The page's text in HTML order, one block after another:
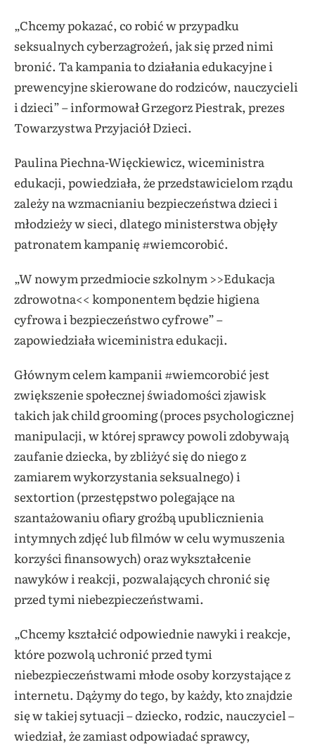
„Chcemy pokazać, co robić w przypadku
seksualnych cyberzagrożeń, jak się przed nimi
bronić. Ta kampania to działania edukacyjne i
prewencyjne skierowane do rodziców, nauczycieli
i dzieci” – informował Grzegorz Piestrak, prezes
Towarzystwa Przyjaciół Dzieci.
Paulina Piechna-Więckiewicz, wiceministra
edukacji, powiedziała, że przedstawicielom rządu
zależy na wzmacnianiu bezpieczeństwa dzieci i
młodzieży w sieci, dlatego ministerstwa objęły
patronatem kampanię #wiemcorobić.
„W nowym przedmiocie szkolnym >>Edukacja
zdrowotna<< komponentem będzie higiena
cyfrowa i bezpieczeństwo cyfrowe” –
zapowiedziała wiceministra edukacji.
Głównym celem kampanii #wiemcorobić jest
zwiększenie społecznej świadomości zjawisk
takich jak child grooming (proces psychologicznej
manipulacji, w której sprawcy powoli zdobywają
zaufanie dziecka, by zbliżyć się do niego z
zamiarem wykorzystania seksualnego) i
sextortion (przestępstwo polegające na
szantażowaniu ofiary groźbą upublicznienia
intymnych zdjęć lub filmów w celu wymuszenia
korzyści finansowych) oraz wykształcenie
nawyków i reakcji, pozwalających chronić się
przed tymi niebezpieczeństwami.
„Chcemy kształcić odpowiednie nawyki i reakcje,
które pozwolą uchronić przed tymi
niebezpieczeństwami młode osoby korzystające z
internetu. Dążymy do tego, by każdy, kto znajdzie
się w takiej sytuacji – dziecko, rodzic, nauczyciel –
wiedział, że zamiast odpowiadać sprawcy,